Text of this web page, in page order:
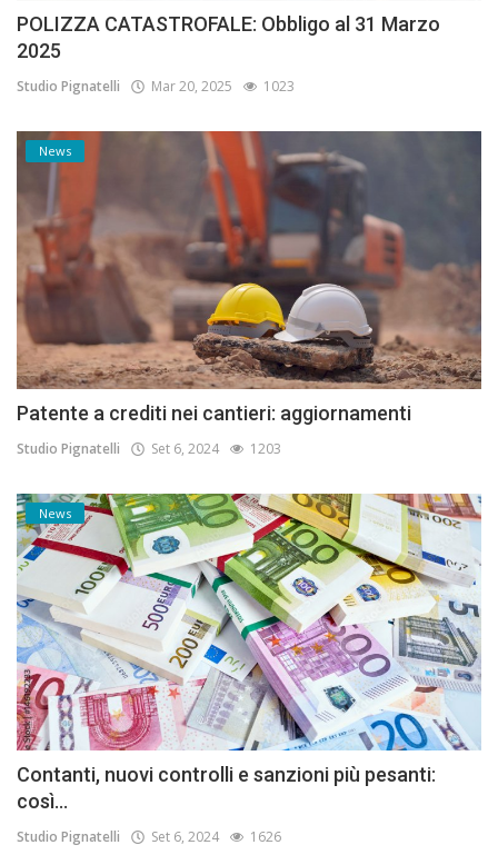
POLIZZA CATASTROFALE: Obbligo al 31 Marzo
2025
Studio Pignatelli Mar 20, 2025 1023
News
Patente a crediti nei cantieri: aggiornamenti
Studio Pignatelli Set 6, 2024 1203
News
Contanti, nuovi controlli e sanzioni più pesanti:
così...
Studio Pignatelli Set 6, 2024 1626